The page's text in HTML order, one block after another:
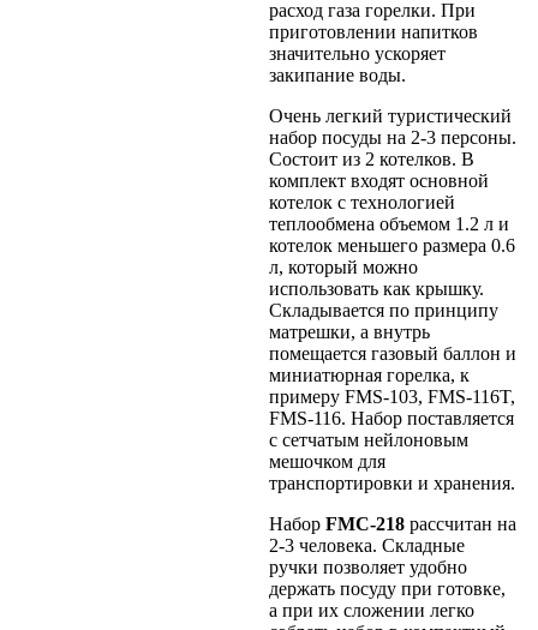
расход газа горелки. При
приготовлении напитков
значительно ускоряет
закипание воды.
Очень легкий туристический
набор посуды на 2-3 персоны.
Состоит из 2 котелков. В
комплект входят основной
котелок с технологией
теплообмена объемом 1.2 л и
котелок меньшего размера 0.6
л, который можно
использовать как крышку.
Складывается по принципу
матрешки, а внутрь
помещается газовый баллон и
миниатюрная горелка, к
примеру FMS-103, FMS-116T,
FMS-116. Набор поставляется
с сетчатым нейлоновым
мешочком для
транспортировки и хранения.
Набор FMC-218 рассчитан на
2-3 человека. Складные
ручки позволяет удобно
держать посуду при готовке,
а при их сложении легко